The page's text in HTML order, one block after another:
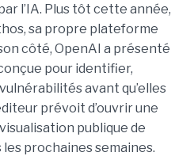
l’IA. Plus tôt cette année,
sa propre plateforme
côté, OpenAI a présenté
pour identifier,
avant qu’elles
prévoit d’ouvrir une
publique de
prochaines semaines.